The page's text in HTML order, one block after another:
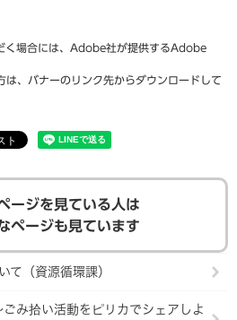
く場合には、Adobe社が提供するAdobe
、バナーのリンク先からダウンロードして
ージを見ている人は
ページも見ています
て（資源循環課）
み拾い活動をピリカでシェアしよ